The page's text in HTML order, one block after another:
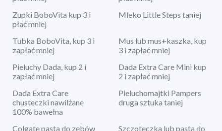
Zupki BoboVita kup 3 i
płać mniej
Mleko Little Steps taniej
Tubka BoboVita, kup 3 i
zapłać mniej
Mus lub mus+kaszka, kup
3 i zapłać mniej
Pieluchy Dada, kup 2 i
zapłać mniej
Dada Extra Care Mini kup
2 i zapłać mniej
Dada Extra Care
chusteczki nawilżane
100% bawełna
Pieluchomajtki Pampers
druga sztuka taniej
Colgate pasta do zębów
Szczoteczka lub pasta do